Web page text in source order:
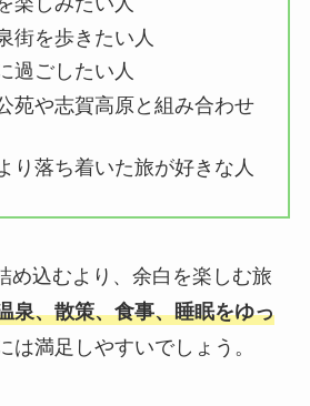
街を歩きたい人
過ごしたい人
苑や志賀高原と組み合わせ
り落ち着いた旅が好きな人
め込むより、余白を楽しむ旅
泉、散策、食事、睡眠をゆっ
は満足しやすいでしょう。